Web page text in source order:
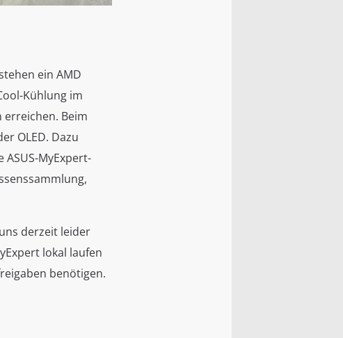
ein AMD
Kühlung im
erreichen. Beim
OLED. Dazu
ASUS-MyExpert-
derzeit leider
lokal laufen
benötigen.